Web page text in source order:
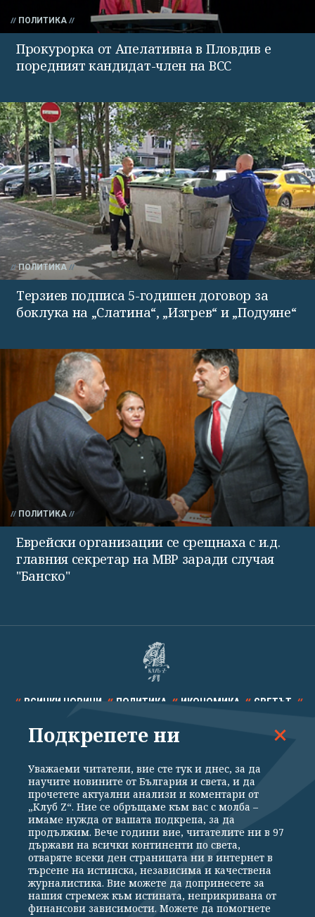
ПОЛИТИКА
Прокурорка от Апелативна в Пловдив е
поредният кандидат-член на ВСС
ПОЛИТИКА
Терзиев подписа 5-годишен договор за
боклука на „Слатина“, „Изгрев“ и „Подуяне“
ПОЛИТИКА
Еврейски организации се срещнаха с и.д.
главния секретар на МВР заради случая
"Банско"
ВСИЧКИ НОВИНИ ПОЛИТИКА ИКОНОМИКА СВЕТЪТ
СПОРТ КУЛТУРА ТЕХНОЛОГИИ КАЛЕЙДОСКОП
Общи условия
Политика за поверителност
Реклама
Партньори Контакти
За Клуб Z
Екип
Подкрепете ни
Подкрепете ни
Уважаеми читатели, вие сте тук и днес, за да
научите новините от България и света, и да
прочетете актуални анализи и коментари от
„Клуб Z“. Ние се обръщаме към вас с молба –
имаме нужда от вашата подкрепа, за да
продължим. Вече години вие, читателите ни в 97
държави на всички континенти по света,
отваряте всеки ден страницата ни в интернет в
търсене на истинска, независима и качествена
журналистика. Вие можете да допринесете за
нашия стремеж към истината, неприкривана от
финансови зависимости. Можете да помогнете